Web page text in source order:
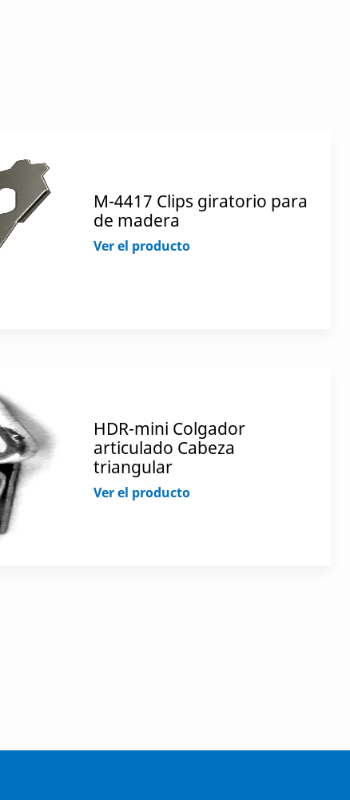
M-4417 Clips giratorio para
de madera
Ver el producto
HDR-mini Colgador
articulado Cabeza
triangular
Ver el producto